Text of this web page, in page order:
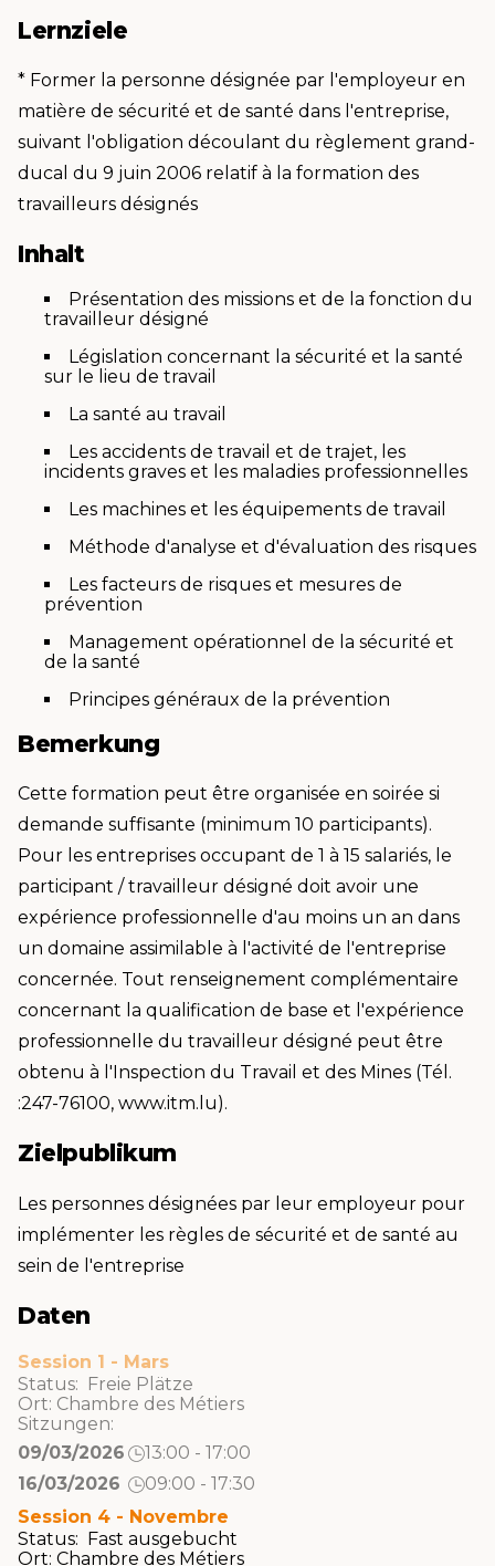
Lernziele
* Former la personne désignée par l'employeur en
matière de sécurité et de santé dans l'entreprise,
suivant l'obligation découlant du règlement grand-
ducal du 9 juin 2006 relatif à la formation des
travailleurs désignés
Inhalt
Présentation des missions et de la fonction du
travailleur désigné
Législation concernant la sécurité et la santé
sur le lieu de travail
La santé au travail
Les accidents de travail et de trajet, les
incidents graves et les maladies professionnelles
Les machines et les équipements de travail
Méthode d'analyse et d'évaluation des risques
Les facteurs de risques et mesures de
prévention
Management opérationnel de la sécurité et
de la santé
Principes généraux de la prévention
Bemerkung
Cette formation peut être organisée en soirée si
demande suffisante (minimum 10 participants).
Pour les entreprises occupant de 1 à 15 salariés, le
participant / travailleur désigné doit avoir une
expérience professionnelle d'au moins un an dans
un domaine assimilable à l'activité de l'entreprise
concernée. Tout renseignement complémentaire
concernant la qualification de base et l'expérience
professionnelle du travailleur désigné peut être
obtenu à l'Inspection du Travail et des Mines (Tél.
:247-76100, www.itm.lu).
Zielpublikum
Les personnes désignées par leur employeur pour
implémenter les règles de sécurité et de santé au
sein de l'entreprise
Daten
Session 1 - Mars
Status: Freie Plätze
Ort: Chambre des Métiers
Sitzungen:
09/03/2026
13:00 - 17:00
16/03/2026
09:00 - 17:30
Session 4 - Novembre
Status: Fast ausgebucht
Ort: Chambre des Métiers